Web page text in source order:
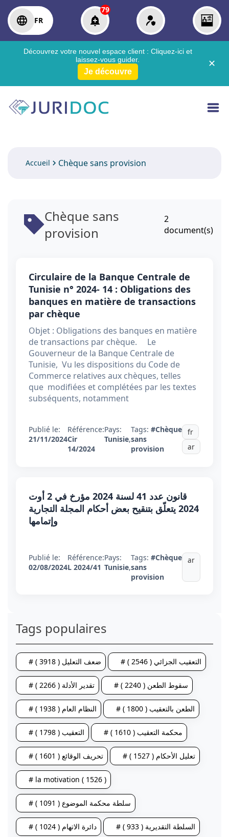
FR
79
Découvrez votre nouvel espace client : Cliquez-ici et
laissez-vous guider.
Je découvre
✕
Accueil Chèque sans provision
Chèque sans
provision
2
document(s)
Circulaire de la Banque Centrale de
Tunisie n° 2024- 14 : Obligations des
banques en matière de transactions
par chèque
Objet : Obligations des banques en matière
de transactions par chèque. Le
Gouverneur de la Banque Centrale de
Tunisie, Vu les dispositions du Code de
Commerce relatives aux chèques, telles
que modifiées et complétées par les textes
subséquents, notamment
Publié le:
21/11/2024
Référence:
Cir
14/2024
Pays:
Tunisie,
Tags: #Chèque
sans
provision
fr
ar
قانون عدد 41 لسنة 2024 مؤرخ في 2 أوت
2024 يتعلّق بتنقيح بعض أحكام المجلة التجارية
وإتمامها
Publié le:
02/08/2024
Référence:
L 2024/41
Pays:
Tunisie,
Tags: #Chèque
sans
provision
ar
Tags populaires
# ضعف التعليل ( 3918 ) # التعقيب الجزائي ( 2546 )
# تقدير الأدلة ( 2266 ) # سقوط الطعن ( 2240 )
# النظام العام ( 1938 ) # الطعن بالتعقيب ( 1800 )
# التعقيب ( 1798 ) # محكمة التعقيب ( 1610 )
# تحريف الوقائع ( 1601 ) # تعليل الأحكام ( 1527 )
# la motivation ( 1526 )
# سلطة محكمة الموضوع ( 1091 )
# دائرة الاتهام ( 1024 ) # السلطة التقديرية ( 933 )